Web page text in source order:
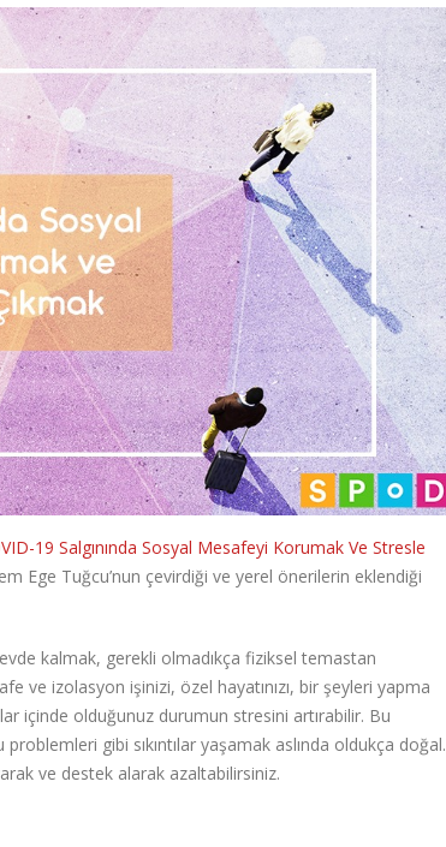
19 Salgınında Sosyal Mesafeyi Korumak Ve Stresle
Ege Tuğcu’nun çevirdiği ve yerel önerilerin eklendiği
evde kalmak, gerekli olmadıkça fiziksel temastan
ve izolasyon işinizi, özel hayatınızı, bir şeyleri yapma
içinde olduğunuz durumun stresini artırabilir. Bu
gibi sıkıntılar yaşamak aslında oldukça doğal.
ve destek alarak azaltabilirsiniz.